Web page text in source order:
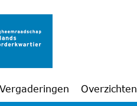
pagina
Vergaderingen Overzichten